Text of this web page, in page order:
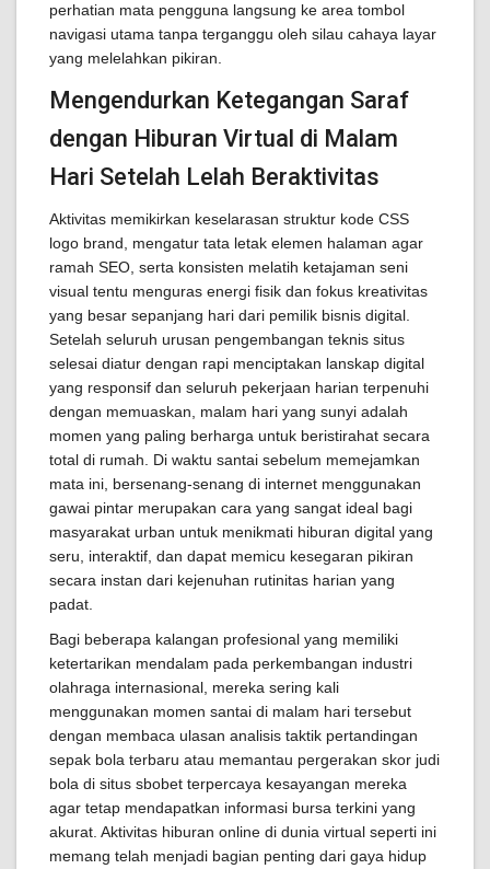
perhatian mata pengguna langsung ke area tombol
navigasi utama tanpa terganggu oleh silau cahaya layar
yang melelahkan pikiran.
Mengendurkan Ketegangan Saraf
dengan Hiburan Virtual di Malam
Hari Setelah Lelah Beraktivitas
Aktivitas memikirkan keselarasan struktur kode CSS
logo brand, mengatur tata letak elemen halaman agar
ramah SEO, serta konsisten melatih ketajaman seni
visual tentu menguras energi fisik dan fokus kreativitas
yang besar sepanjang hari dari pemilik bisnis digital.
Setelah seluruh urusan pengembangan teknis situs
selesai diatur dengan rapi menciptakan lanskap digital
yang responsif dan seluruh pekerjaan harian terpenuhi
dengan memuaskan, malam hari yang sunyi adalah
momen yang paling berharga untuk beristirahat secara
total di rumah. Di waktu santai sebelum memejamkan
mata ini, bersenang-senang di internet menggunakan
gawai pintar merupakan cara yang sangat ideal bagi
masyarakat urban untuk menikmati hiburan digital yang
seru, interaktif, dan dapat memicu kesegaran pikiran
secara instan dari kejenuhan rutinitas harian yang
padat.
Bagi beberapa kalangan profesional yang memiliki
ketertarikan mendalam pada perkembangan industri
olahraga internasional, mereka sering kali
menggunakan momen santai di malam hari tersebut
dengan membaca ulasan analisis taktik pertandingan
sepak bola terbaru atau memantau pergerakan skor judi
bola di situs sbobet terpercaya kesayangan mereka
agar tetap mendapatkan informasi bursa terkini yang
akurat. Aktivitas hiburan online di dunia virtual seperti ini
memang telah menjadi bagian penting dari gaya hidup